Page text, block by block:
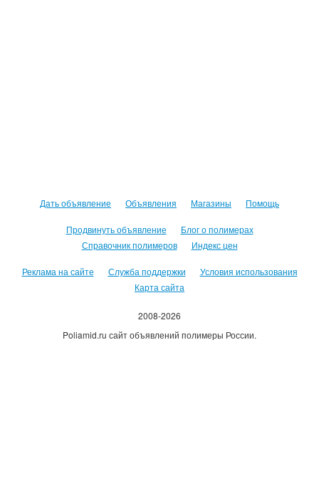
Дать объявление Объявления Магазины Помощь
Продвинуть объявление
Блог о полимерах
Справочник полимеров
Индекс цен
Реклама на сайте Служба поддержки
Условия использования
Карта сайта
2008-2026
Poliamid.ru сайт объявлений полимеры России.